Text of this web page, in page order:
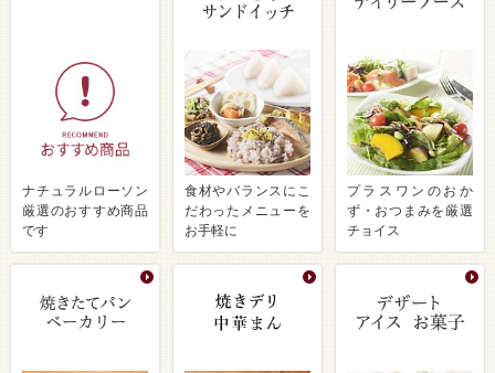
ナチュラルローソン
厳選のおすすめ商品
です
食材やバランスにこ
だわったメニューを
お手軽に
プラスワンのおか
ず・おつまみを厳選
チョイス